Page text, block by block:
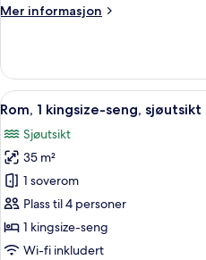
soverom
Mer informasjon
Mer
–
executive,
1
Åpne
alle
bildene
av
Rom,
1
kingsize-
seng,
5
Rom, 1 kingsize-seng, sjøutsikt
Sjøutsikt
35 m²
1 soverom
Plass til 4 personer
1 kingsize-seng
Wi-fi inkludert